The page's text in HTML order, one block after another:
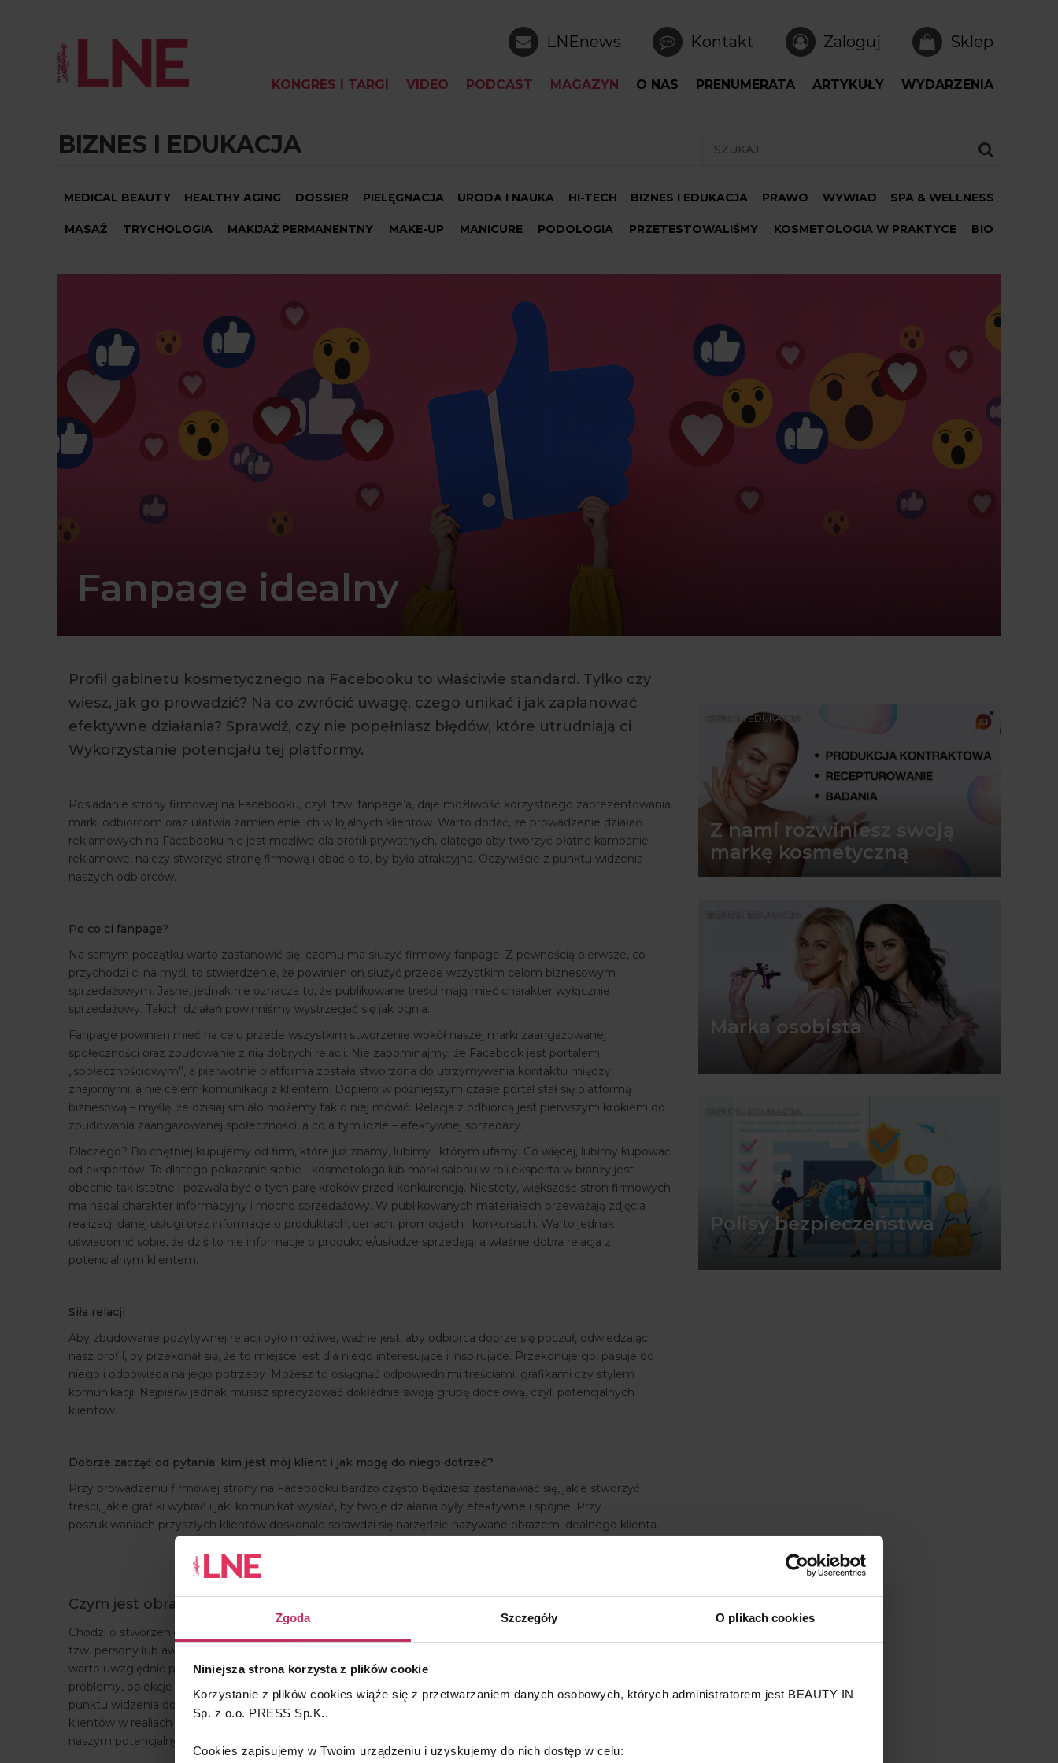
Zgoda Szczegóły O plikach cookies
Niniejsza strona korzysta z plików cookie
Korzystanie z plików cookies wiąże się z przetwarzaniem danych osobowych, których administratorem jest BEAUTY IN
Sp. z o.o. PRESS Sp.K..
Cookies zapisujemy w Twoim urządzeniu i uzyskujemy do nich dostęp w celu:
LNEnews Kontakt Zaloguj Sklep
KONGRES I TARGI VIDEO PODCAST MAGAZYN O NAS PRENUMERATA ARTYKUŁY WYDARZENIA
BIZNES I EDUKACJA
MEDICAL BEAUTY HEALTHY AGING DOSSIER PIELĘGNACJA URODA I NAUKA HI-TECH BIZNES I EDUKACJA PRAWO WYWIAD SPA & WELLNESS
MASAŻ TRYCHOLOGIA MAKIJAŻ PERMANENTNY MAKE-UP MANICURE PODOLOGIA PRZETESTOWALIŚMY KOSMETOLOGIA W PRAKTYCE BIO
Fanpage idealny
Profil gabinetu kosmetycznego na Facebooku to właściwie standard. Tylko czy
wiesz, jak go prowadzić? Na co zwrócić uwagę, czego unikać i jak zaplanować
efektywne działania? Sprawdź, czy nie popełniasz błędów, które utrudniają ci
Wykorzystanie potencjału tej platformy.
Posiadanie strony firmowej na Facebooku, czyli tzw. fanpage’a, daje możliwość korzystnego zaprezentowania
marki odbiorcom oraz ułatwia zamienienie ich w lojalnych klientów. Warto dodać, że prowadzenie działań
reklamowych na Facebooku nie jest możliwe dla profili prywatnych, dlatego aby tworzyć płatne kampanie
reklamowe, należy stworzyć stronę firmową i dbać o to, by była atrakcyjna. Oczywiście z punktu widzenia
naszych odbiorców.
Po co ci fanpage?
Na samym początku warto zastanowić się, czemu ma służyć firmowy fanpage. Z pewnością pierwsze, co
przychodzi ci na myśl, to stwierdzenie, że powinien on służyć przede wszystkim celom biznesowym i
sprzedażowym. Jasne, jednak nie oznacza to, że publikowane treści mają mieć charakter wyłącznie
sprzedażowy. Takich działań powinniśmy wystrzegać się jak ognia.
Fanpage powinien mieć na celu przede wszystkim stworzenie wokół naszej marki zaangażowanej
społeczności oraz zbudowanie z nią dobrych relacji. Nie zapominajmy, że Facebook jest portalem
„społecznościowym”, a pierwotnie platforma została stworzona do utrzymywania kontaktu między
znajomymi, a nie celem komunikacji z klientem. Dopiero w późniejszym czasie portal stał się platformą
biznesową – myślę, że dzisiaj śmiało możemy tak o niej mówić. Relacja z odbiorcą jest pierwszym krokiem do
zbudowania zaangażowanej społeczności, a co a tym idzie – efektywnej sprzedaży.
Dlaczego? Bo chętniej kupujemy od firm, które już znamy, lubimy i którym ufamy. Co więcej, lubimy kupować
od ekspertów. To dlatego pokazanie siebie - kosmetologa lub marki salonu w roli eksperta w branży jest
obecnie tak istotne i pozwala być o tych parę kroków przed konkurencją. Niestety, większość stron firmowych
ma nadal charakter informacyjny i mocno sprzedażowy. W publikowanych materiałach przeważają zdjęcia
realizacji danej usługi oraz informacje o produktach, cenach, promocjach i konkursach. Warto jednak
uświadomić sobie, że dziś to nie informacje o produkcie/usłudze sprzedają, a właśnie dobra relacja z
potencjalnym klientem.
Siła relacji
Aby zbudowanie pozytywnej relacji było możliwe, ważne jest, aby odbiorca dobrze się poczuł, odwiedzając
nasz profil, by przekonał się, że to miejsce jest dla niego interesujące i inspirujące. Przekonuje go, pasuje do
niego i odpowiada na jego potrzeby. Możesz to osiągnąć odpowiednimi treściami, grafikami czy stylem
komunikacji. Najpierw jednak musisz sprecyzować dokładnie swoją grupę docelową, czyli potencjalnych
klientów.
Dobrze zacząć od pytania: kim jest mój klient i jak mogę do niego dotrzeć?
Przy prowadzeniu firmowej strony na Facebooku bardzo często będziesz zastanawiać się, jakie stworzyć
treści, jakie grafiki wybrać i jaki komunikat wysłać, by twoje działania były efektywne i spójne. Przy
poszukiwaniach przyszłych klientów doskonale sprawdzi się narzędzie nazywane obrazem idealnego klienta.
Czym jest obraz idealnego klienta i dlaczego warto go opracować?
Chodzi o stworzenie uproszczonego portretu psychologicznego naszego klienta. Zbudowanie takiego obrazu,
tzw. persony lub awatara, ma ogromny wpływ na efektywność działań marketingowych i sprzedażowych. Co
warto uwzględnić przy tworzeniu obrazu idealnego klienta? Dane demograficzne, cele i wartości, wyzwania i
problemy, obiekcje i rolę w procesie zakupowym. Oczywiście wszystko to ograniczamy do wartości ważnych z
punktu widzenia docelowej sprzedaży naszego produktu/usługi. Taki obraz pomoże osadzić potencjalnych
klientów w realiach życia i znacznie ułatwi działania sprzedażowe w przyszłości. Gdy już wiemy, kto jest
naszym potencjalnym klientem, możemy przejść do kilku zasad, które pomogą stworzyć fanpage idealny.
BIZNES I EDUKACJA
Z nami rozwiniesz swoją
markę kosmetyczną
BIZNES I EDUKACJA
Marka osobista
BIZNES I EDUKACJA
Polisy bezpieczeństwa